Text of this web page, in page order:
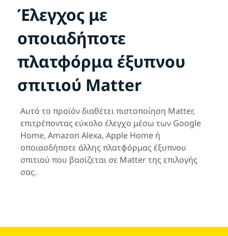
Έλεγχος με
οποιαδήποτε
πλατφόρμα έξυπνου
σπιτιού Matter
Αυτό το προϊόν διαθέτει πιστοποίηση Matter,
επιτρέποντας εύκολο έλεγχο μέσω των Google
Home, Amazon Alexa, Apple Home ή
οποιασδήποτε άλλης πλατφόρμας έξυπνου
σπιτιού που βασίζεται σε Matter της επιλογής
σας.